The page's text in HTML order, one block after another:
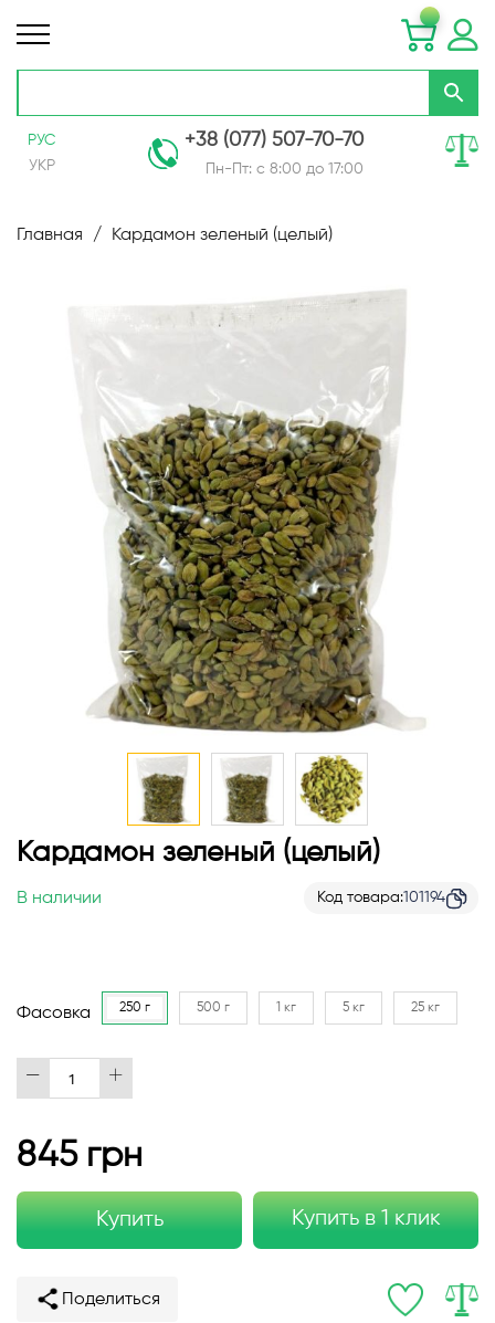
РУС
УКР
+38 (077) 507-70-70
Пн-Пт: с 8:00 до 17:00
Главная Кардамон зеленый (целый)
изображений
Перейти
кКардамон зеленый (целый)
В наличии Код товара 101194
Фасовка 250 г 500 г 1 кг 5 кг 25 кг
845 грн
Купить Купить в 1 клик
Поделиться